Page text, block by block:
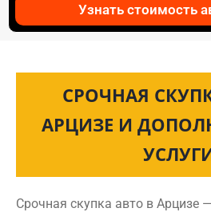
Узнать стоимость
СРОЧНАЯ
АРЦИЗЕ И
Срочная скупка авто в Арцизе